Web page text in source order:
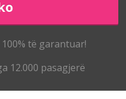
të garantuar!
12.000 pasagjerë